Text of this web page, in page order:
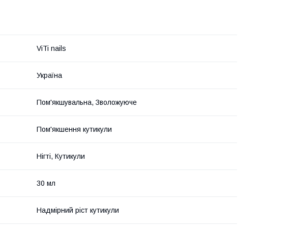
ViTi nails
Україна
Пом'якшувальна, Зволожуюче
Пом'якшення кутикули
Нігті, Кутикули
30 мл
Надмірний ріст кутикули